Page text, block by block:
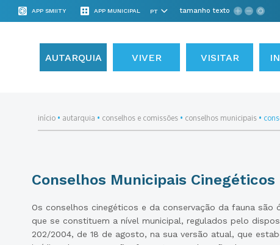
APP SMIITY APP MUNICIPAL tamanho texto
AUTARQUIA VIVER VISITAR
início• autarquia • conselhos e comissões• conselhos municipais•
Conselhos Municipais Cinegéticos
Os conselhos cinegéticos e da conservação da fauna são
que se constituem a nível municipal, regulados pelo
202/2004, de 18 de agosto, na sua versão atual, que